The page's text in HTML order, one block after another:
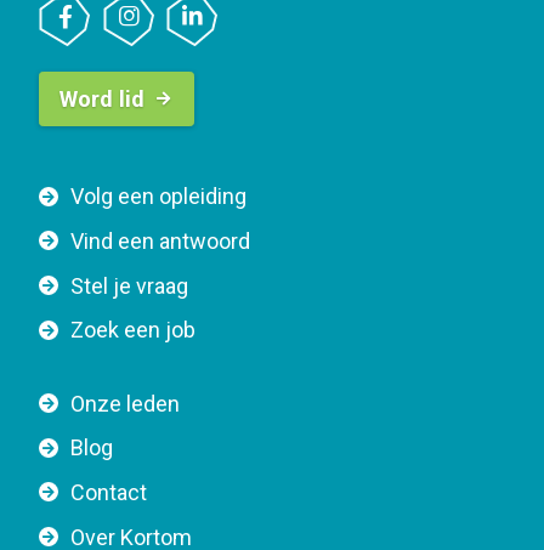
F
o
t
e
a
v
i
Volg een opleiding
Vind een antwoord
Stel je vraag
Zoek een job
Onze leden
Blog
Contact
Over Kortom
B
t
o
n
a
v
g
t
i
o
Word lid